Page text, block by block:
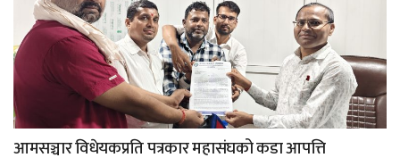
आमसञ्चार विधेयकप्रति पत्रकार महासंघको कडा आपत्ति